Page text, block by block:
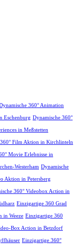
360° Animation
Eschenburg Dynamische 360°
in Meßstetten
Film Aktion in Kirchlinteln
Movie Erlebnisse in
Westerham Dynamische
Aktion in Petersberg
360° Videobox Action in
Einzigartige 360 Grad
in Weeze Einzigartige 360
Box Action in Betzdorf
Einzigartige 360°